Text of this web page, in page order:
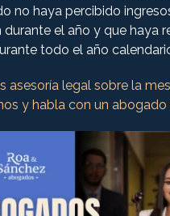
no haya percibido
durante el año y que haya
todo el año
asesoría legal sobre la
y habla con un abogado